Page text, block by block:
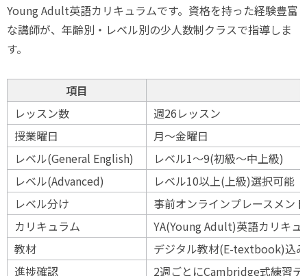
Young Adult英語カリキュラムです。資格を持った経験豊富
な講師が、年齢別・レベル別の少人数制クラスで指導しま
す。
項目
レッスン数
週26レッスン
授業曜日
月〜金曜日
レベル(General English)
レベル1〜9(初級〜中上級)
レベル(Advanced)
レベル10以上(上級)選択可能
レベル分け
事前オンラインプレースメン
カリキュラム
YA(Young Adult)英語カリキ
教材
デジタル教材(E-textbook)込
進捗確認
2週ごとにCambridge式練習テ